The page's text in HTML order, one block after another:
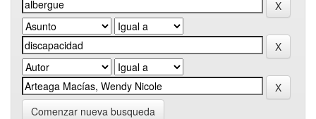
Comenzar nueva busqueda